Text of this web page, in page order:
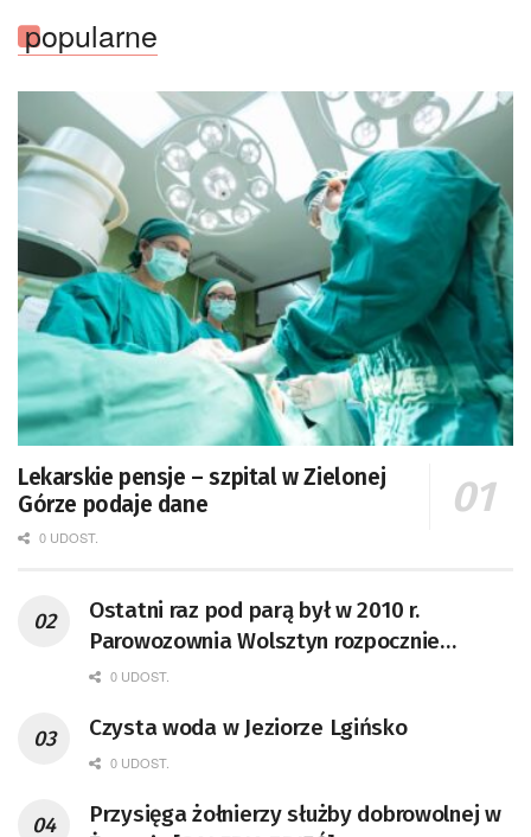
popularne
Lekarskie pensje – szpital w Zielonej
Górze podaje dane
0 UDOST.
Ostatni raz pod parą był w 2010 r.
Parowozownia Wolsztyn rozpocznie
remont unikatowego Tr5-65
0 UDOST.
Czysta woda w Jeziorze Lgińsko
0 UDOST.
Przysięga żołnierzy służby dobrowolnej w